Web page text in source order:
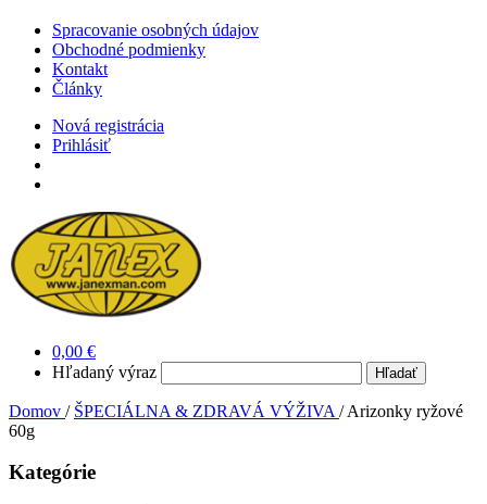
Spracovanie osobných údajov
Obchodné podmienky
Kontakt
Články
Nová registrácia
Prihlásiť
0,00 €
Hľadaný výraz
Domov / ŠPECIÁLNA & ZDRAVÁ VÝŽIVA /Arizonky ryžové
60g
Kategórie